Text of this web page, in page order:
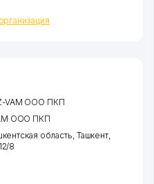
VAM ООО ПКП
ООО ПКП
область Ташкент
8